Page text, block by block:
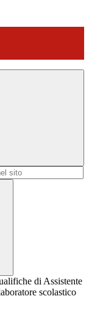
di Assistente
scolastico